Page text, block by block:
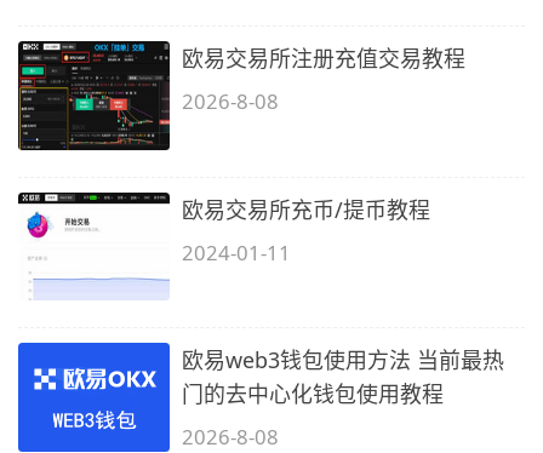
欧易交易所注册充值交易教程
2026-8-08
欧易交易所充币/提币教程
2024-01-11
欧易web3钱包使用方法 当前最热
门的去中心化钱包使用教程
2026-8-08